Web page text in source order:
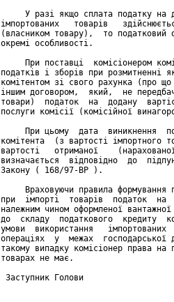
У разі якщо сплата податку на
імпортованих   товарів
(власником товару),  то податковий
окремі особливості.
При поставці  комісіонером
податків і зборів при розмитненні
комітентом зі свого рахунка (про
іншим договором,  який,  не
товари)  податок  на  додану
послуги комісії (комісійної
При цьому  дата  виникнення
комітента  (з вартості імпортного
вартості   отриманої
визначається  відповідно  до
Закону ( 168/97-ВР ).
Враховуючи правила формування
при  імпорті  товарів  податок  на
належним чином оформленої
до  складу  податкового  кредиту
умови  використання
операціях  у  межах  господарської
такому випадку комісіонер права на
товарах не має.
Заступник Голови